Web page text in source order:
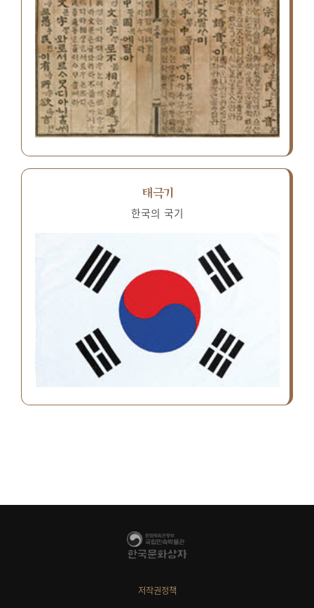
태극기
한국의 국기
저작권정책